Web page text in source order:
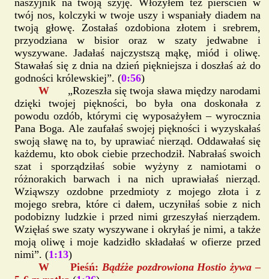
naszyjnik na twoją szyję. Włożyłem też pierścień w
twój nos, kolczyki w twoje uszy i wspaniały diadem na
twoją głowę. Zostałaś ozdobiona złotem i srebrem,
przyodziana w bisior oraz w szaty jedwabne i
wyszywane. Jadałaś najczystszą mąkę, miód i oliwę.
Stawałaś się z dnia na dzień piękniejsza i doszłaś aż do
godności królewskiej”. (0:56)
W „Rozeszła się twoja sława między narodami
dzięki twojej piękności, bo była ona doskonała z
powodu ozdób, którymi cię wyposażyłem – wyrocznia
Pana Boga. Ale zaufałaś swojej piękności i wyzyskałaś
swoją sławę na to, by uprawiać nierząd. Oddawałaś się
każdemu, kto obok ciebie przechodził. Nabrałaś swoich
szat i sporządziłaś sobie wyżyny z namiotami o
różnorakich barwach i na nich uprawiałaś nierząd.
Wziąwszy ozdobne przedmioty z mojego złota i z
mojego srebra, które ci dałem, uczyniłaś sobie z nich
podobizny ludzkie i przed nimi grzeszyłaś nierządem.
Wzięłaś swe szaty wyszywane i okryłaś je nimi, a także
moją oliwę i moje kadzidło składałaś w ofierze przed
nimi”. (1:13)
W Pieśń: Bądźże pozdrowiona Hostio żywa–